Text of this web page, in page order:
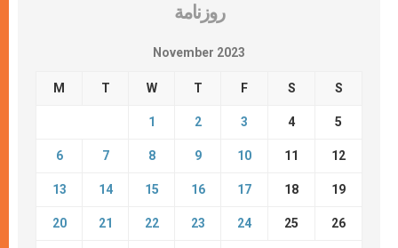
روزنامة
November 2023
M T W T F S S
1 2 3 4 5
6 7 8 9 10 11 12
13 14 15 16 17 18 19
20 21 22 23 24 25 26